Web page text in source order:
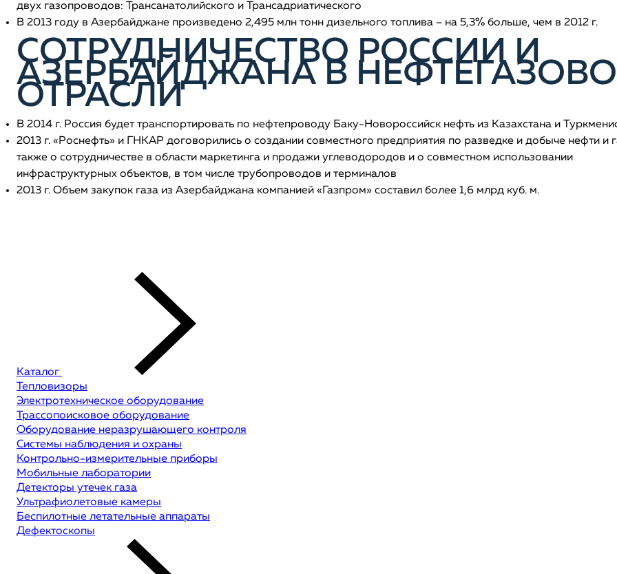
двух газопроводов: Трансанатолийского и Трансадриатического
В 2013 году в Азербайджане произведено 2,495 млн тонн дизельного топлива – на 5,3% больше, чем в 2012 г.
СОТРУДНИЧЕСТВО РОССИИ И
АЗЕРБАЙДЖАНА В
ОТРАСЛИ
В 2014 г. Россия будет транспортировать по нефтепроводу Баку-Новороссийск нефть из Казахстана и
2013 г. «Роснефть» и ГНКАР договорились о создании совместного предприятия по разведке и добыче нефти и
также о сотрудничестве в области маркетинга и продажи углеводородов и о совместном использовании
инфраструктурных объектов, в том числе трубопроводов и терминалов
2013 г. Объем закупок газа из Азербайджана компанией «Газпром» составил более 1,6 млрд куб. м.
Каталог
Тепловизоры
Электротехническое оборудование
Трассопоисковое оборудование
Оборудование неразрушающего контроля
Системы наблюдения и охраны
Контрольно-измерительные приборы
Мобильные лаборатории
Детекторы утечек газа
Ультрафиолетовые камеры
Беспилотные летательные аппараты
Дефектоскопы